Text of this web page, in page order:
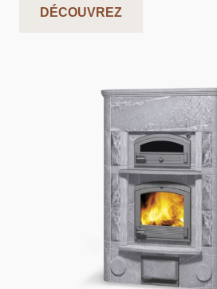
DÉCOUVREZ